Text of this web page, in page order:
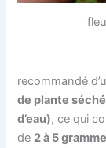
recommandé
de plante
d’eau), ce qui
de 2 à 5